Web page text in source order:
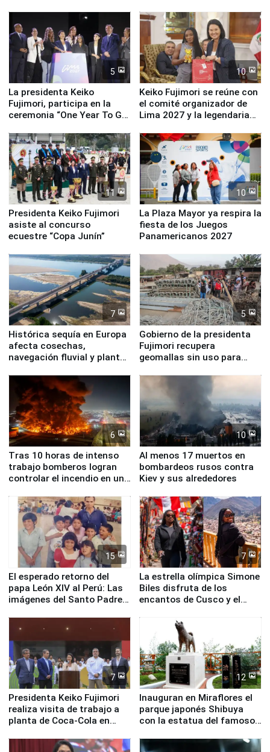
equipamiento para
Serenazgo
5
La presidenta Keiko
Fujimori, participa en la
ceremonia “One Year To Go
10
Keiko Fujimori se reúne con
el comité organizador de
Lima 2027 y la legendaria
11
Presidenta Keiko Fujimori
asiste al concurso
ecuestre “Copa Junín”
10
La Plaza Mayor ya respira la
fiesta de los Juegos
Panamericanos 2027
7
Histórica sequía en Europa
afecta cosechas,
navegación fluvial y plantas
5
Gobierno de la presidenta
Fujimori recupera
geomallas sin uso para
Fenómeno El Niño
6
Tras 10 horas de intenso
trabajo bomberos logran
controlar el incendio en una
de Chile
10
Al menos 17 muertos en
bombardeos rusos contra
Kiev y sus alrededores
15
El esperado retorno del
papa León XIV al Perú: Las
imágenes del Santo Padre
7
La estrella olímpica Simone
Biles disfruta de los
encantos de Cusco y el
7
Presidenta Keiko Fujimori
realiza visita de trabajo a
planta de Coca-Cola en
12
Inauguran en Miraflores el
parque japonés Shibuya
con la estatua del famoso